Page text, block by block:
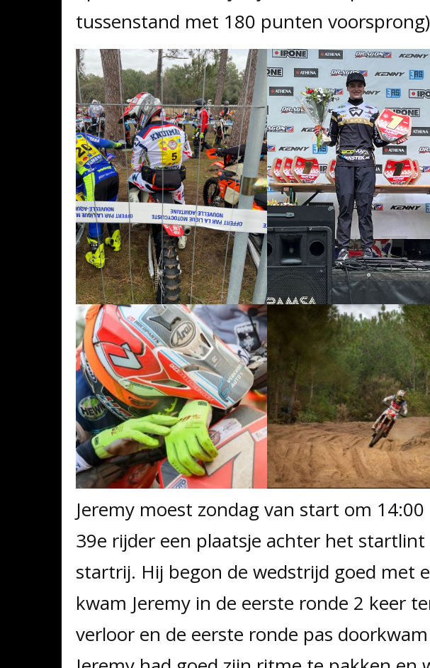
tussenstand met 180 punten voorsprong)
Jeremy moest zondag van start om
39e rijder een plaatsje achter het startlint
startrij. Hij begon de wedstrijd goed met
kwam Jeremy in de eerste ronde 2 keer
verloor en de eerste ronde pas